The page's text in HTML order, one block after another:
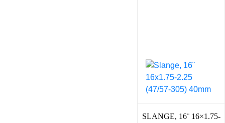
SLANGE, 16¨ 16×1.75-